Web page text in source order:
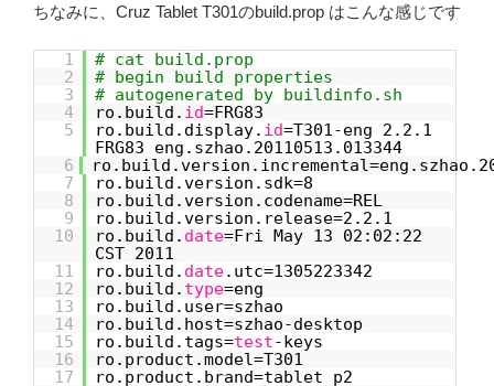
ちなみに、Cruz Tablet T301のbuild.prop はこんな感じです
1
# cat build.prop
2
# begin build properties
3
# autogenerated by buildinfo.sh
4
ro.build. id=FRG83
5
ro.build.display. id=T301-eng 2.2.1
FRG83 eng.szhao.20110513.013344
6
7
ro.build.version.sdk=8
8
ro.build.version.codename=REL
9
ro.build.version.release=2.2.1
10
ro.build. date=Fri May 13 02:02:22
CST 2011
11
ro.build. date.utc=1305223342
12
ro.build. type=eng
13
ro.build.user=szhao
14
ro.build.host=szhao-desktop
15
ro.build.tags=test-keys
16
ro.product.model=T301
17
ro.product.brand=tablet_p2